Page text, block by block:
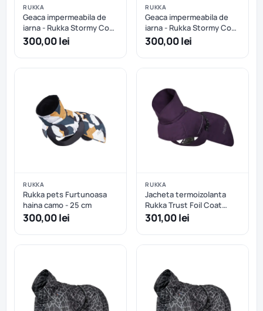
RUKKA
Geaca impermeabila de
iarna - Rukka Stormy Coat
- Dark Agave - 25 cm
300,00 lei
RUKKA
Geaca impermeabila de
iarna - Rukka Stormy Coat
- Dark Agave - 30 cm
300,00 lei
RUKKA
Rukka pets Furtunoasa
haina camo - 25 cm
300,00 lei
RUKKA
Jacheta termoizolanta
Rukka Trust Foil Coat
Plum - 25 cm
301,00 lei